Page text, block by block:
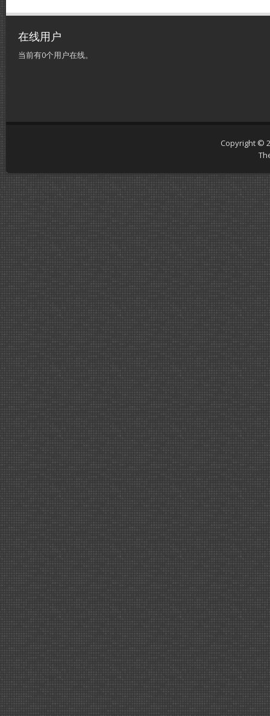
在线用户
当前有0个用户在线。
Copyright ©